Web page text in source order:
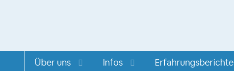
Über uns Infos Erfahrungsberichte